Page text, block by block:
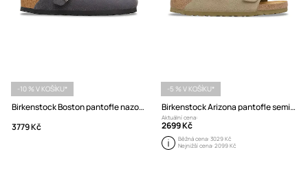
-10 % V KOŠÍKU*
Birkenstock Boston pantofle nazouváky semišové
3779 Kč
-5 % V KOŠÍKU*
Birkenstock Arizona pantofle semišové
Aktuální cena:
2699 Kč
Běžná cena:3029 Kč
Nejnižší cena:2099 Kč